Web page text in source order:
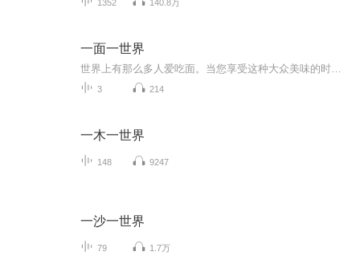
1352 140.8万
一面一世界
3 214
一木一世界
148 9247
一沙一世界
79 1.7万